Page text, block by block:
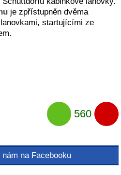
je zpřístupněn dvěma
startujícími ze
560
na Facebooku